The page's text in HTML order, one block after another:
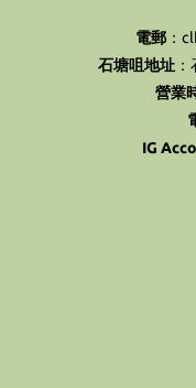
電郵 ：
石塘咀地址
營業
IG